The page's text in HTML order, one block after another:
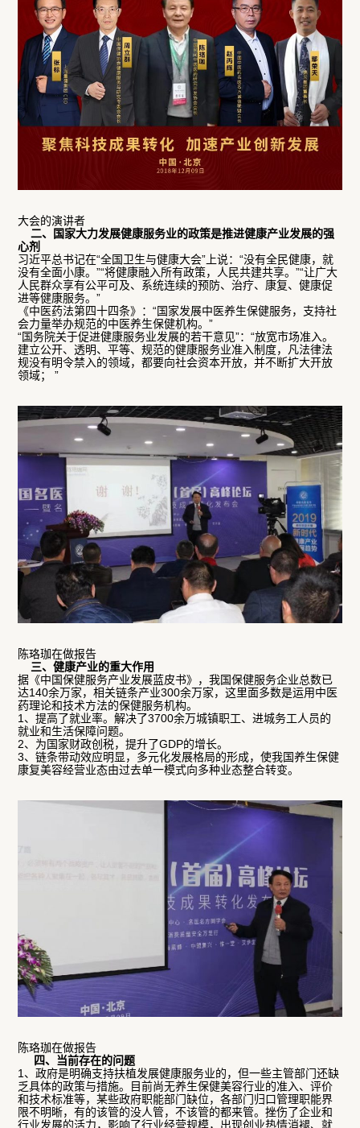
大会的演讲者
二、国家大力发展健康服务业的政策是推进健康产业发展的强
心剂
习近平总书记在“全国卫生与健康大会”上说：“没有全民健康，就
没有全面小康。”“将健康融入所有政策，人民共建共享。”“让广大
人民群众享有公平可及、系统连续的预防、治疗、康复、健康促
进等健康服务。”
《中医药法第四十四条》：“国家发展中医养生保健服务，支持社
会力量举办规范的中医养生保健机构。”
“国务院关于促进健康服务业发展的若干意见”：“放宽市场准入。
建立公开、透明、平等、规范的健康服务业准入制度，凡法律法
规没有明令禁入的领域，都要向社会资本开放，并不断扩大开放
领域； ”
陈珞珈在做报告
三、健康产业的重大作用
据《中国保健服务产业发展蓝皮书》，我国保健服务企业总数已
达140余万家，相关链条产业300余万家，这里面多数是运用中医
药理论和技术方法的保健服务机构。
1、提高了就业率。解决了3700余万城镇职工、进城务工人员的
就业和生活保障问题。
2、为国家财政创税，提升了GDP的增长。
3、链条带动效应明显，多元化发展格局的形成，使我国养生保健
康复美容经营业态由过去单一模式向多种业态整合转变。
陈珞珈在做报告
四、当前存在的问题
1、政府是明确支持扶植发展健康服务业的，但一些主管部门还缺
乏具体的政策与措施。目前尚无养生保健美容行业的准入、评价
和技术标准等，某些政府职能部门缺位，各部门归口管理职能界
限不明晰，有的该管的没人管，不该管的都来管。挫伤了企业和
行业发展的活力，影响了行业经营规模，出现创业热情消褪、就